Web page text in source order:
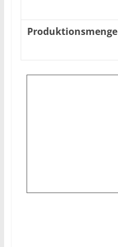
Produktionsmenge